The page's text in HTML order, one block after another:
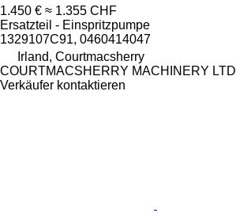
1.450 € ≈ 1.355 CHF
Ersatzteil - Einspritzpumpe
1329107C91, 0460414047
Irland, Courtmacsherry
COURTMACSHERRY MACHINERY LTD
Verkäufer kontaktieren